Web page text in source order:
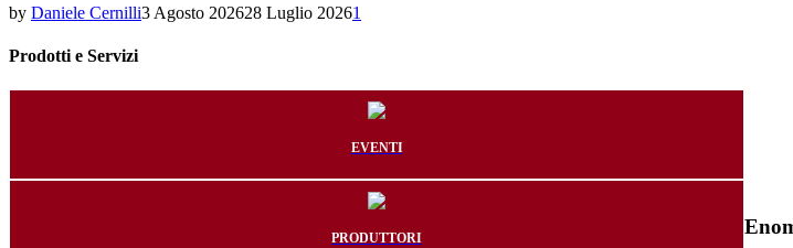
by Daniele Cernilli3 Agosto 202628 Luglio 20261
Prodotti e Servizi
EVENTI
PRODUTTORI